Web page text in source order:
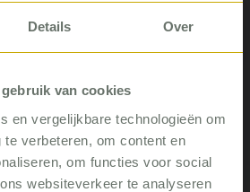
Details Over
van cookies
en vergelijkbare technologieën om
verbeteren, om content en
om functies voor social
websiteverkeer te analyseren
en meer tijd
in de RIBW